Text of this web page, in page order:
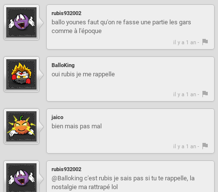
rubis932002
ballo younes faut qu'on re fasse une partie les gars
comme à l'époque
il y a 1 an -
BalloKing
oui rubis je me rappelle
il y a 1 an -
jaico
bien mais pas mal
il y a 1 an -
rubis932002
@Balloking c'est rubis je sais pas si tu te rappelle, la
nostalgie ma rattrapé lol